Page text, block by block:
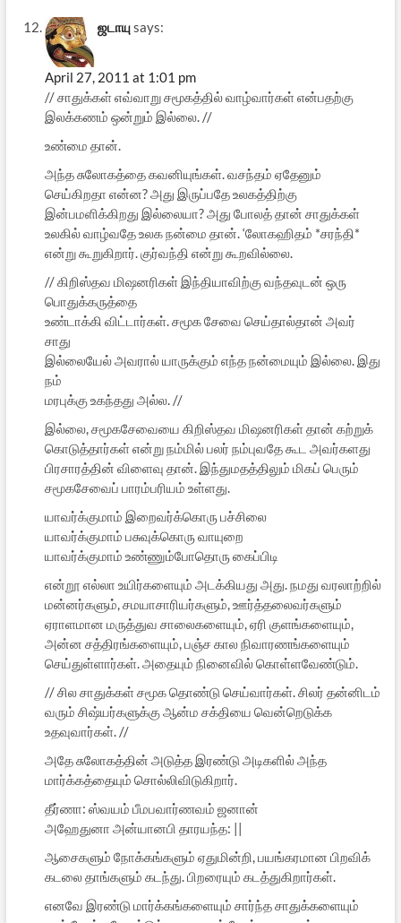
ஜடாயுsays:
April 27, 2011 at 1:01 pm
// சாதுக்கள் எவ்வாறு சமூகத்தில் வாழ்வார்கள் என்பதற்கு
இலக்கணம் ஒன்றும் இல்லை. //
உண்மை தான்.
அந்த சுலோகத்தை கவனியுங்கள். வசந்தம் ஏதேனும்
செய்கிறதா என்ன? அது இருப்பதே உலகத்திற்கு
இன்பமளிக்கிறது இல்லையா? அது போலத் தான் சாதுக்கள்
உலகில் வாழ்வதே உலக நன்மை தான். ‘லோகஹிதம் *சரந்தி*
என்று கூறுகிறார். குர்வந்தி என்று கூறவில்லை.
// கிறிஸ்தவ மிஷனரிகள் இந்தியாவிற்கு வந்தவுடன் ஒரு
பொதுக்கருத்தை
உண்டாக்கி விட்டார்கள். சமூக சேவை செய்தால்தான் அவர்
சாது
இல்லையேல் அவரால் யாருக்கும் எந்த நன்மையும் இல்லை. இது
நம்
மரபுக்கு உகந்தது அல்ல. //
இல்லை, சமூகசேவையை கிறிஸ்தவ மிஷனரிகள் தான் கற்றுக்
கொடுத்தார்கள் என்று நம்மில் பலர் நம்புவதே கூட அவர்களது
பிரசாரத்தின் விளைவு தான். இந்துமதத்திலும் மிகப் பெரும்
சமூகசேவைப் பாரம்பரியம் உள்ளது.
யாவர்க்குமாம் இறைவர்க்கொரு பச்சிலை
யாவர்க்குமாம் பசுவுக்கொரு வாயுறை
யாவர்க்குமாம் உண்ணும்போதொரு கைப்பிடி
என்றூ எல்லா உயிர்களையும் அடக்கியது அது. நமது வரலாற்றில்
மன்னர்களும், சமயாசாரியர்களும், ஊர்த்தலைவர்களும்
ஏராளமான மருத்துவ சாலைகளையும், ஏரி குளங்களையும்,
அன்ன சத்திரங்களையும், பஞ்ச கால நிவாரணங்களையும்
செய்துள்ளார்கள். அதையும் நினைவில் கொள்ளவேண்டும்.
// சில சாதுக்கள் சமூக தொண்டு செய்வார்கள். சிலர் தன்னிடம்
வரும் சிஷ்யர்களுக்கு ஆன்ம சக்தியை வென்றெடுக்க
உதவுவார்கள். //
அதே சுலோகத்தின் அடுத்த இரண்டு அடிகளில் அந்த
மார்க்கத்தையும் சொல்லிவிடுகிறார்.
தீர்ணா: ஸ்வயம் பீமபவார்ணவம் ஜனான்
அஹேதுனா அன்யானபி தாரயந்த: ||
ஆசைகளும் நோக்கங்களும் ஏதுமின்றி, பயங்கரமான பிறவிக்
கடலை தாங்களும் கடந்து. பிறரையும் கடத்துகிறார்கள்.
எனவே இரண்டு மார்க்கங்களையும் சார்ந்த சாதுக்களையும்